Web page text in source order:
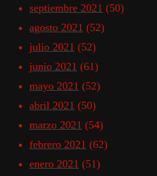
septiembre 2021 (50)
agosto 2021 (52)
julio 2021 (52)
junio 2021 (61)
mayo 2021 (52)
abril 2021 (50)
marzo 2021 (54)
febrero 2021 (62)
enero 2021 (51)